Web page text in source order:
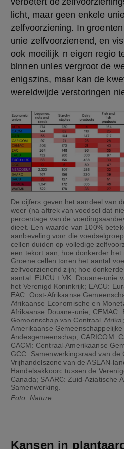
verbetert de
licht, maar geen enkele
zelfvoorziening. In
unie zelfvoorzienend, en
ook moeilijk in eigen regio
binnen unies vergroot de
enigszins, maar kan de
wereldwijde verstoringen
De cijfers geven het aandeel van
weer (na aftrek van voedsel dat
percentage van de
dieet. Een waarde van 100%
aanbeveling voor die
cellen duiden op volledige
een tekort aan; hoe donkerder het
Groene cellen tonen het aantal
zelfvoorzienend zijn; hoe
aantal. EUCU + VK: Douane-unie
het Verenigd Koninkrijk; EACU:
EAC: Oost-Afrikaanse
Afrikaanse Economische en
Afrikaanse Douane-unie; CEMAC:
Gemeenschap van Centraal-
Amerikaanse Gemeenschappelijke
Andesgemeenschap; CARICOM:
CACM: Centraal-Amerikaanse
GCC: Samenwerkingsraad van de
Vrijhandelszone van de ASEAN-
Handelsakkoord tussen de
Canada; SAARC: Zuid-Aziatische
Samenwerking.
Foto: Nature
Kansen in